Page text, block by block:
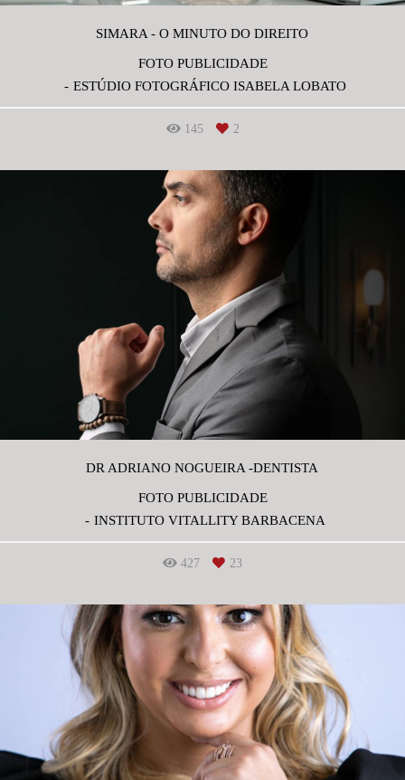
SIMARA - O MINUTO DO DIREITO
FOTO PUBLICIDADE
ESTÚDIO FOTOGRÁFICO ISABELA LOBATO
145 2
DR ADRIANO NOGUEIRA -DENTISTA
FOTO PUBLICIDADE
INSTITUTO VITALLITY BARBACENA
427 23